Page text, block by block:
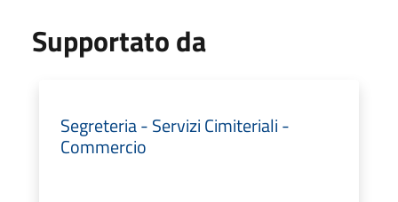
Supportato da
Segreteria - Servizi Cimiteriali -
Commercio